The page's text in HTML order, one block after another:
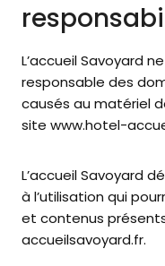
L’accueil Savoyard
responsable des
causés au matériel
site www.hotel-
L’accueil Savoyard
à l’utilisation qui
et contenus
accueilsavoyard.fr.